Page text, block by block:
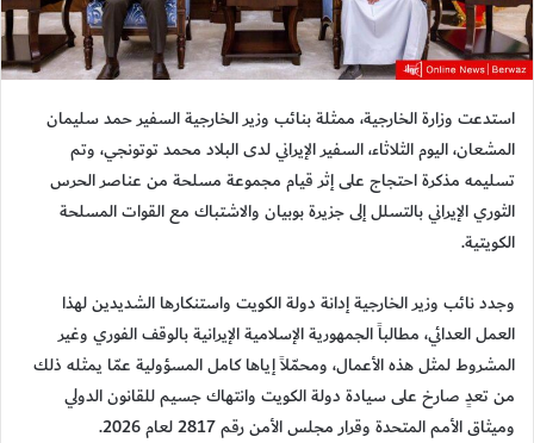
استدعت وزارة الخارجية، ممثلة بنائب وزير الخارجية السفير حمد سليمان
المشعان، اليوم الثلاثاء، السفير الإيراني لدى البلاد محمد توتونجي، وتم
تسليمه مذكرة احتجاج على إثر قيام مجموعة مسلحة من عناصر الحرس
الثوري الإيراني بالتسلل إلى جزيرة بوبيان والاشتباك مع القوات المسلحة
الكويتية.
وجدد نائب وزير الخارجية إدانة دولة الكويت واستنكارها الشديدين لهذا
العمل العدائي، مطالباً الجمهورية الإسلامية الإيرانية بالوقف الفوري وغير
المشروط لمثل هذه الأعمال، ومحمّلاً إياها كامل المسؤولية عمّا يمثله ذلك
من تعدٍ صارخ على سيادة دولة الكويت وانتهاك جسيم للقانون الدولي
وميثاق الأمم المتحدة وقرار مجلس الأمن رقم 2817 لعام 2026.